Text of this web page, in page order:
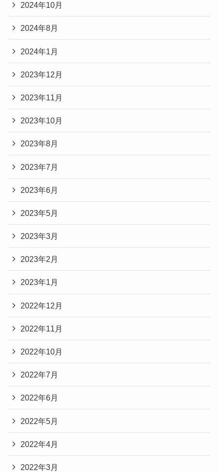
2024年10月
2024年8月
2024年1月
2023年12月
2023年11月
2023年10月
2023年8月
2023年7月
2023年6月
2023年5月
2023年3月
2023年2月
2023年1月
2022年12月
2022年11月
2022年10月
2022年7月
2022年6月
2022年5月
2022年4月
2022年3月